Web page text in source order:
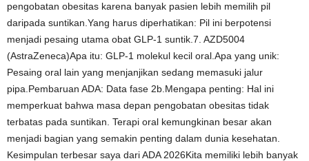
pengobatan obesitas karena banyak pasien lebih memilih pil
daripada suntikan.Yang harus diperhatikan: Pil ini berpotensi
menjadi pesaing utama obat GLP-1 suntik.7. AZD5004
(AstraZeneca)Apa itu: GLP-1 molekul kecil oral.Apa yang unik:
Pesaing oral lain yang menjanjikan sedang memasuki jalur
pipa.Pembaruan ADA: Data fase 2b.Mengapa penting: Hal ini
memperkuat bahwa masa depan pengobatan obesitas tidak
terbatas pada suntikan. Terapi oral kemungkinan besar akan
menjadi bagian yang semakin penting dalam dunia kesehatan.
Kesimpulan terbesar saya dari ADA 2026Kita memiliki lebih banyak